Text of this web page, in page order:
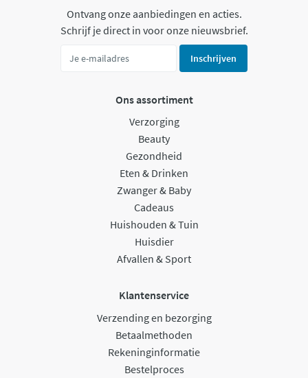
Ontvang onze aanbiedingen en acties.
Schrijf je direct in voor onze nieuwsbrief.
Inschrijven
Ons assortiment
Verzorging
Beauty
Gezondheid
Eten & Drinken
Zwanger & Baby
Cadeaus
Huishouden & Tuin
Huisdier
Afvallen & Sport
Klantenservice
Verzending en bezorging
Betaalmethoden
Rekeninginformatie
Bestelproces